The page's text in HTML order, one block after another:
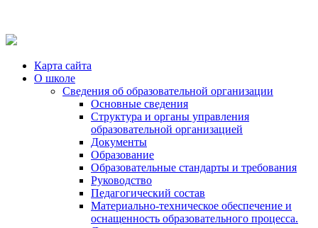
Карта сайта
О школе
Сведения об образовательной организации
Основные сведения
Структура и органы управления
образовательной организацией
Документы
Образование
Образовательные стандарты и требования
Руководство
Педагогический состав
Материально-техническое обеспечение и
оснащенность образовательного процесса.